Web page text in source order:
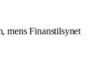
mens Finanstilsynet